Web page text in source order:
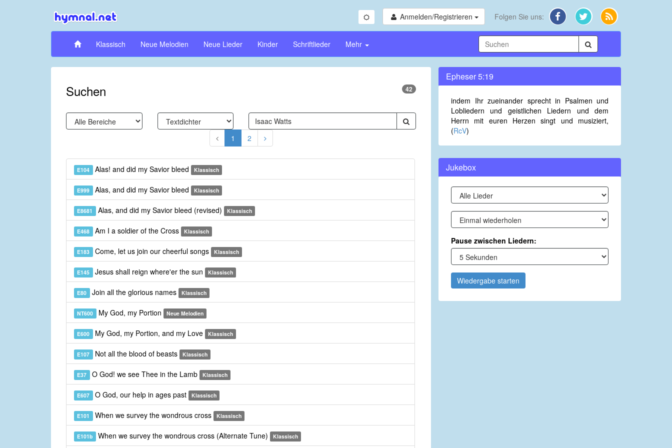
Anmelden/Registrieren Folgen Sie uns:
Klassisch Neue Melodien Neue Lieder Kinder Schriftlieder Mehr
Suchen 42
1 2
E104 Alas! and did my Savior bleed Klassisch
E999 Alas, and did my Savior bleed Klassisch
E8681 Alas, and did my Savior bleed (revised) Klassisch
E468 Am I a soldier of the Cross Klassisch
E183 Come, let us join our cheerful songs Klassisch
E145 Jesus shall reign where'er the sun Klassisch
E80 Join all the glorious names Klassisch
NT600 My God, my Portion Neue Melodien
E600 My God, my Portion, and my Love Klassisch
E107 Not all the blood of beasts Klassisch
E37 O God! we see Thee in the Lamb Klassisch
E607 O God, our help in ages past Klassisch
E101 When we survey the wondrous cross Klassisch
E101b When we survey the wondrous cross (Alternate Tune) Klassisch
Epheser 5:19
indem Ihr zueinander sprecht in Psalmen und
Lobliedern und geistlichen Liedern und dem
Herrn mit euren Herzen singt und musiziert,
(RcV)
Jukebox
Pause zwischen Liedern:
Wiedergabe starten